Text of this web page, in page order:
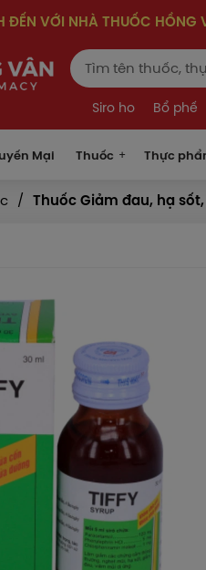
ĐẾN VỚI NHÀ THUỐC HỒNG
Siro ho Bổ phế
Mại Thuốc Thực
Thuốc Giảm đau, hạ